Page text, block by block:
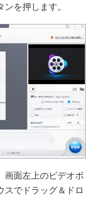
を押します。
画面左上のビデオボ
スでドラッグ＆ドロ